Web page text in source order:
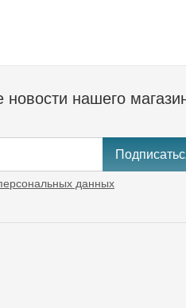
нашего
данных